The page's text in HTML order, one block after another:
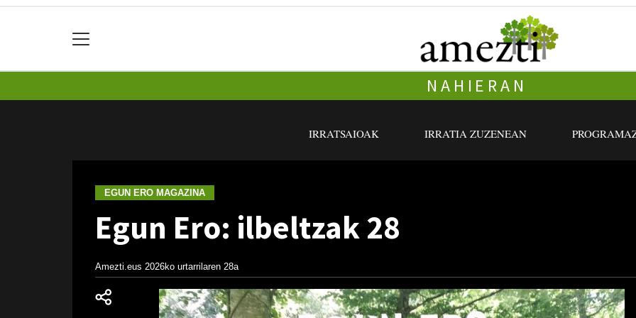
NAHIERAN
IRRATSAIOAK IRRATIA ZUZENEAN
EGUN ERO MAGAZINA
Egun Ero: ilbeltzak 28
Amezti.eus 2026ko urtarrilaren 28a